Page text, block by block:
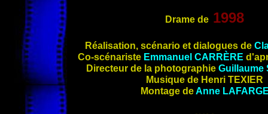
Drame de 1998
Réalisation, scénario et dialogues de
Co-scénariste Emmanuel CARRÈRE
Directeur de la photographie Guillaume
Musique de Henri TEXIER
Montage deAnne